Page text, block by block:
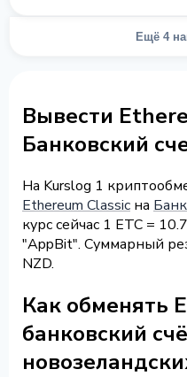
Ещё 4
Вывести
Банковский
На Kurslog 1
Ethereum Classic на
курс сейчас 1 ETC =
"AppBit". Суммарный
NZD.
Как обменять
банковский